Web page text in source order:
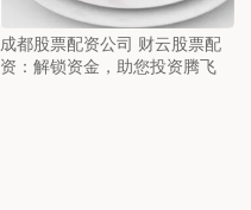
成都股票配资公司 财云股票配
资：解锁资金，助您投资腾飞